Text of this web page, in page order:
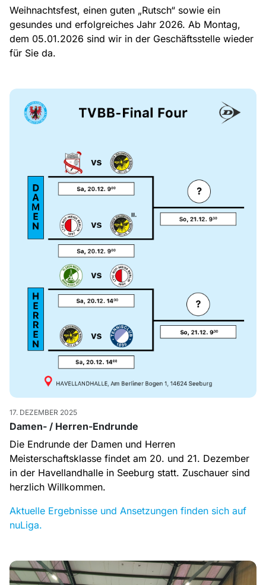
Weihnachtsfest, einen guten „Rutsch“ sowie ein
gesundes und erfolgreiches Jahr 2026. Ab Montag,
dem 05.01.2026 sind wir in der Geschäftsstelle wieder
für Sie da.
17. DEZEMBER 2025
Damen- / Herren-Endrunde
Die Endrunde der Damen und Herren
Meisterschaftsklasse findet am 20. und 21. Dezember
in der Havellandhalle in Seeburg statt. Zuschauer sind
herzlich Willkommen.
Aktuelle Ergebnisse und Ansetzungen finden sich auf
nuLiga.